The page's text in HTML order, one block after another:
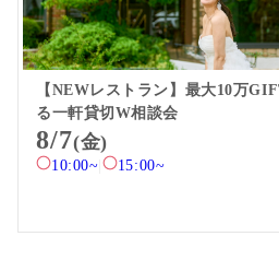
【NEWレストラン】最大10万
る一軒貸切W相談会
8/7(金)
10:00~
15:00~